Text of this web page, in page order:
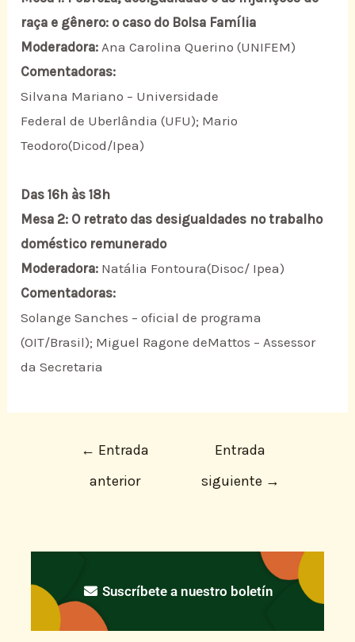
raça e gênero: o caso do Bolsa Família
Moderadora: Ana Carolina Querino (UNIFEM)
Comentadoras:
Silvana Mariano – Universidade
Federal de Uberlândia (UFU); Mario
Teodoro(Dicod/Ipea)
Das 16h às 18h
Mesa 2: O retrato das desigualdades no trabalho
doméstico remunerado
Moderadora: Natália Fontoura(Disoc/ Ipea)
Comentadoras:
Solange Sanches – oficial de programa
(OIT/Brasil); Miguel Ragone deMattos – Assessor
da Secretaria
← Entrada
anterior
Entrada
siguiente →
Suscríbete a nuestro boletín